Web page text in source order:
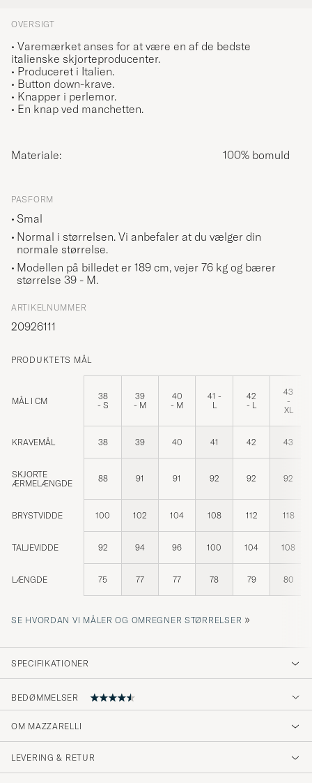
OVERSIGT
• Varemærket anses for at være en af de bedste
italienske skjorteproducenter.
• Produceret i Italien.
• Button down-krave.
• Knapper i perlemor.
• En knap ved manchetten.
Materiale: 100% bomuld
PASFORM
Smal
Normal i størrelsen. Vi anbefaler at du vælger din
normale størrelse.
Modellen på billedet er 189 cm, vejer 76 kg og bærer
størrelse 39 - M.
ARTIKELNUMMER
20926111
PRODUKTETS MÅL
MÅL I CM
38
- S
39
- M
40
- M
41 -
L
42
- L
43
-
XL
KRAVEMÅL 38 39 40 41 42 43
SKJORTE
ÆRMELÆNGDE
88 91 91 92 92 92
BRYSTVIDDE 100 102 104 108 112 118
TALJEVIDDE 92 94 96 100 104 108
LÆNGDE 75 77 77 78 79 80
SE HVORDAN VI MÅLER OG OMREGNER STØRRELSER »
SPECIFIKATIONER
BEDØMMELSER
Laatua kohtuuhinnalla.
KAJ O KØBTE PÅ CAREOFCARL.FI
OM MAZZARELLI
LEVERING & RETUR